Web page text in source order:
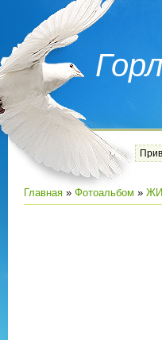
Главная » Фотоальбом »